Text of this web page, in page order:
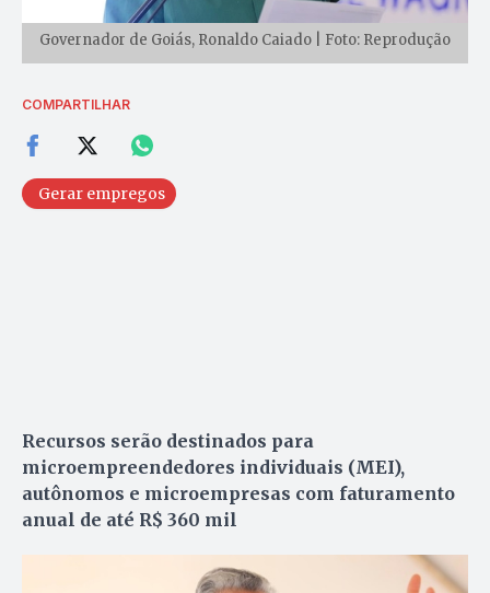
Governador de Goiás, Ronaldo Caiado | Foto: Reprodução
COMPARTILHAR
Gerar empregos
Recursos serão destinados para
microempreendedores individuais (MEI),
autônomos e microempresas com faturamento
anual de até R$ 360 mil